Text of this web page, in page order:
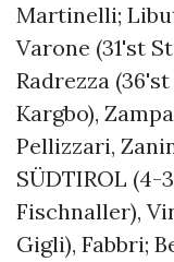
Martinelli;
Varone (31'st
Radrezza
Kargbo),
Pellizzari,
SÜDTIROL (4-
Fischnaller),
Gigli), Fabbri;